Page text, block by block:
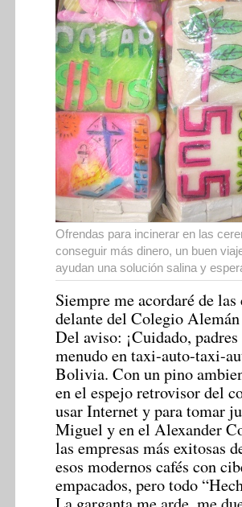
Ofrendas para incinerar en las
conseguir más dinero, un buen
ayudan una solución salina y
Siempre me acordaré de
delante del Colegio Alemán
Del aviso: ¡Cuidado,
menudo en taxi-auto-taxi-
Bolivia. Con un pino
en el espejo retrovisor del
usar Internet y para tomar
Miguel y en el Alexander
las empresas más exitosas
esos modernos cafés con
empacados, pero todo